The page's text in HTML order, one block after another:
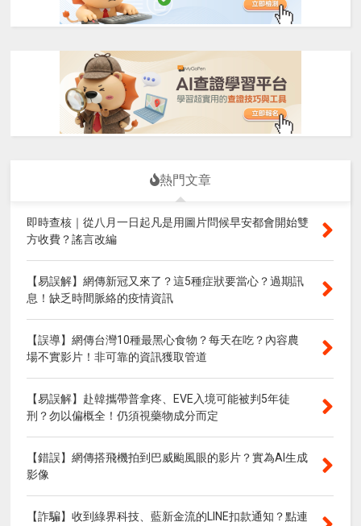
熱門文章
即時查核｜從八月一日起凡是用圖片問候早安都會開始雙
方收費？謠言改編
【易誤解】網傳新冠又來了？這5種症狀要當心？過期訊
息！缺乏時間脈絡的疫情資訊
【誤導】網傳台灣10種最黑心食物？每天在吃？內容農
場不實影片！非可靠的資訊獲取管道
【易誤解】赴韓攜帶普拿疼、EVE入境可能被判5年徒
刑？勿以偏概全！仍須視藥物成分而定
【錯誤】網傳搭飛機拍到巴威颱風眼的影片？實為AI生成
影像
【詐騙】收到綠界科技、藍新金流的LINE扣款通知？點連